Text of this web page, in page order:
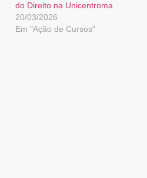
do Direito na Unicentroma
20/03/2026
Em "Ação de Cursos"